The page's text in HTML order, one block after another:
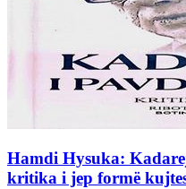
Hamdi Hysuka:
kritika i jep formë